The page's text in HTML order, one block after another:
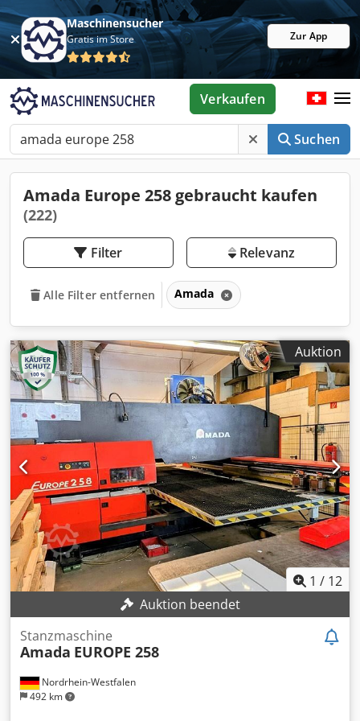
Maschinensucher
Gratis im Store Zur App
Suchen
Verkaufen
Amada Europe 258 gebraucht kaufen
(222)
Filter Relevanz
Alle Filter entfernen Amada
Auktion
1 / 12
Auktion beendet
Nordrhein-Westfalen
492 km
Stanzmaschine
Amada EUROPE 258